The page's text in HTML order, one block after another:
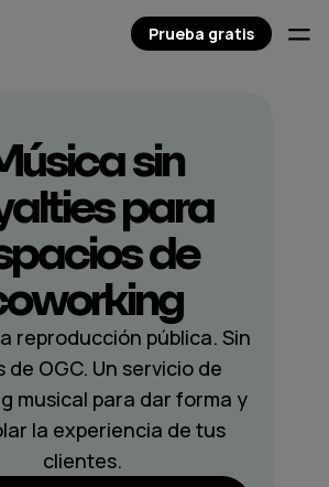
sin
para
de
reproducción pública. Sin
OGC. Un servicio de
musical para dar forma y
la experiencia de tus
clientes.
Prueba gratis